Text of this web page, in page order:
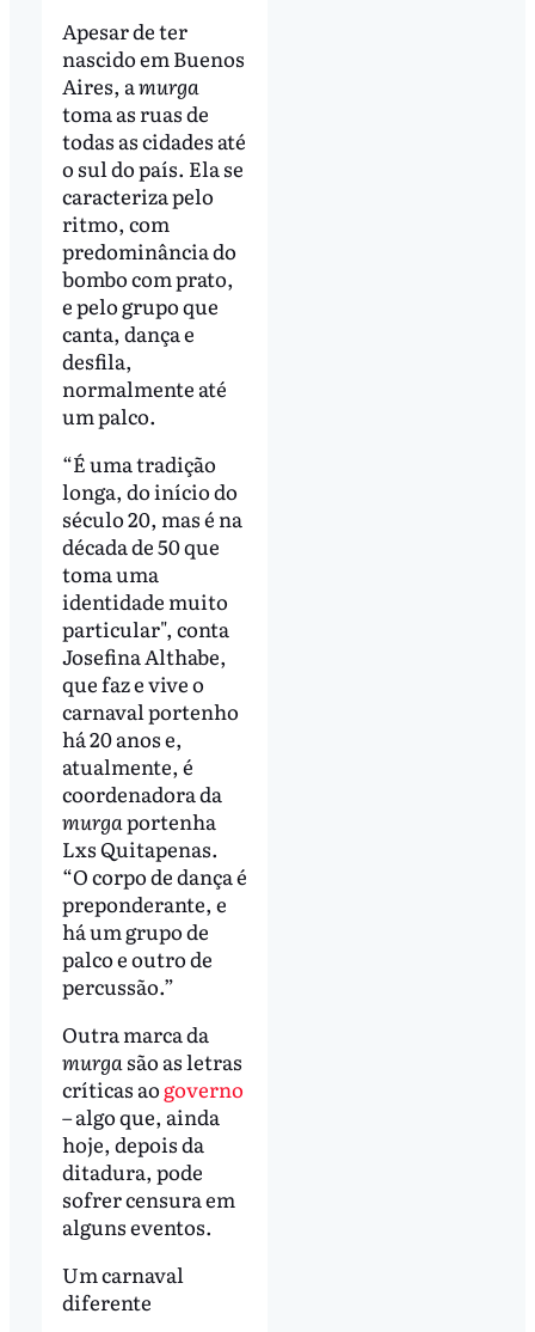
Apesar de ter
nascido em Buenos
Aires, amurga
toma as ruas de
todas as cidades até
o sul do país. Ela se
caracteriza pelo
ritmo, com
predominância do
bombo com prato,
e pelo grupo que
canta, dança e
desfila,
normalmente até
um palco.
“É uma tradição
longa, do início do
século 20, mas é na
década de 50 que
toma uma
identidade muito
particular", conta
Josefina Althabe,
que faz e vive o
carnaval portenho
há 20 anos e,
atualmente, é
coordenadora da
murgaportenha
Lxs Quitapenas.
“O corpo de dança é
preponderante, e
há um grupo de
palco e outro de
percussão.”
Outra marca da
murgasão as letras
críticas aogoverno
– algo que, ainda
hoje, depois da
ditadura, pode
sofrer censura em
alguns eventos.
Um carnaval
diferente